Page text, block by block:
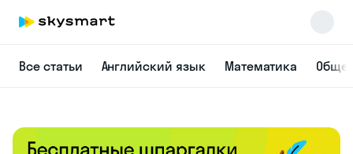
Все статьи Английский язык Математика